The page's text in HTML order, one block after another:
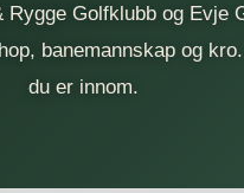
Golfklubb og Evje
banemannskap og
du er innom.